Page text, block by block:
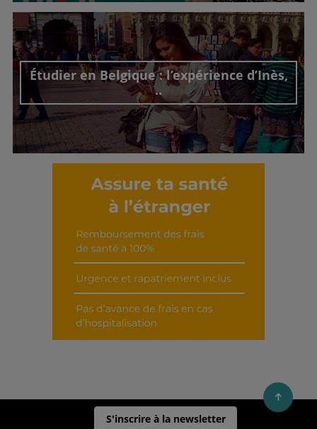
Découvrir cet interview
Étudier en Belgique : l’expérience d’Inès,
..
Découvrir cet interview
S'inscrire à la newsletter